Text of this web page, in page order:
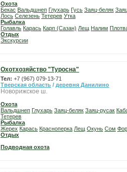
Охота
Бекас Вальдшнеп Глухарь Гусь Заяц-беляк
Лось Селезень Тетерев Утка
Рыбалка
Голавль Карась Карп (Сазан) Лещ Налим
Отдых
Экскурсии
Охотхозяйство "Туросна"
Тел: +7 (967) 079-13-71
Тверская область / деревня Данилино
Новорижское ш.
Охота
Вальдшнеп Глухарь Заяц-беляк Заяц-русак
Тетерев
Рыбалка
Жерех Карась Красноперка Лещ Окунь Сом
Отдых
Подводная охота